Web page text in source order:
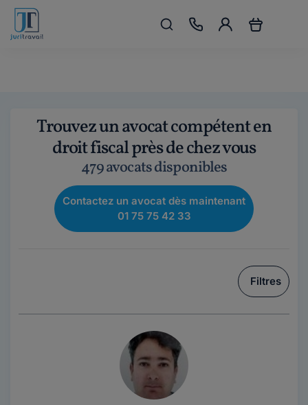
Trouvez un avocat compétent en
droit fiscal près de chez vous
479 avocats disponibles
Contactez un avocat dès maintenant
01 75 75 42 33
Filtres